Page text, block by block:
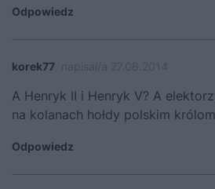
Odpowiedz
korek77
A Henryk II i Henryk V? A
na kolanach hołdy polskim
Odpowiedz